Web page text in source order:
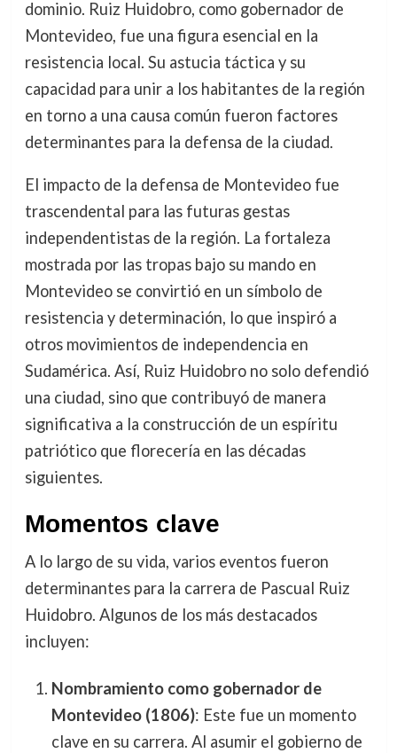
dominio. Ruiz Huidobro, como gobernador de
Montevideo, fue una figura esencial en la
resistencia local. Su astucia táctica y su
capacidad para unir a los habitantes de la región
en torno a una causa común fueron factores
determinantes para la defensa de la ciudad.
El impacto de la defensa de Montevideo fue
trascendental para las futuras gestas
independentistas de la región. La fortaleza
mostrada por las tropas bajo su mando en
Montevideo se convirtió en un símbolo de
resistencia y determinación, lo que inspiró a
otros movimientos de independencia en
Sudamérica. Así, Ruiz Huidobro no solo defendió
una ciudad, sino que contribuyó de manera
significativa a la construcción de un espíritu
patriótico que florecería en las décadas
siguientes.
Momentos clave
A lo largo de su vida, varios eventos fueron
determinantes para la carrera de Pascual Ruiz
Huidobro. Algunos de los más destacados
incluyen:
Nombramiento como gobernador de
Montevideo (1806): Este fue un momento
clave en su carrera. Al asumir el gobierno de